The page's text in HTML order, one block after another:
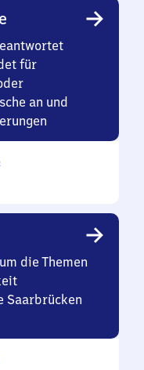
für
an und
die Themen
Saarbrücken